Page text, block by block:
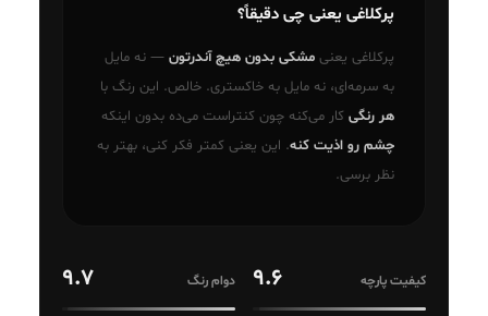
پرکلاغی یعنی چی دقیقاً؟
پرکلاغی یعنی مشکی بدون هیچ آندرتون — نه مایل
به سرمه‌ای، نه مایل به خاکستری. خالص. این رنگ با
هر رنگی کار می‌کنه چون کنتراست می‌ده بدون اینکه
چشم رو اذیت کنه. این یعنی کمتر فکر کنی، بهتر به
نظر برسی.
کیفیت پارچه 9.6 دوام رنگ 9.7